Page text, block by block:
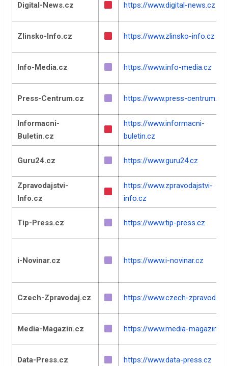
Digital-News.cz https://www.digital-news.cz
Zlinsko-Info.cz https://www.zlinsko-info.cz
Info-Media.cz https://www.info-media.cz
Press-Centrum.cz https://www.press-centrum.cz
Informacni-
Buletin.cz
https://www.informacni-
buletin.cz
Guru24.cz https://www.guru24.cz
Zpravodajstvi-
Info.cz
https://www.zpravodajstvi-
info.cz
Tip-Press.cz https://www.tip-press.cz
i-Novinar.cz https://www.i-novinar.cz
Czech-Zpravodaj.cz https://www.czech-
Media-Magazin.cz https://www.media-magazin.cz
Data-Press.cz https://www.data-press.cz